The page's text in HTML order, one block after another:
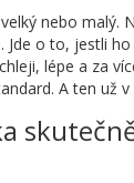
nebo malý.
Jde o to, jestli
lépe a za
A ten už v